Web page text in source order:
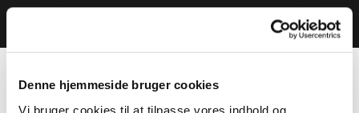
Denne hjemmeside bruger cookies
Vi bruger cookies til at tilpasse vores indhold og